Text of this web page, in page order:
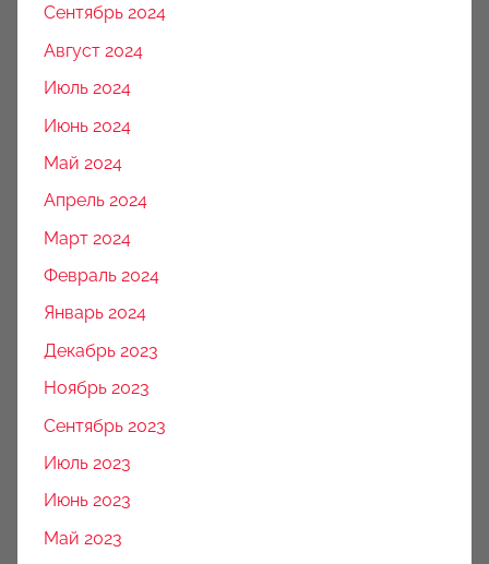
Сентябрь 2024
Август 2024
Июль 2024
Июнь 2024
Май 2024
Апрель 2024
Март 2024
Февраль 2024
Январь 2024
Декабрь 2023
Ноябрь 2023
Сентябрь 2023
Июль 2023
Июнь 2023
Май 2023